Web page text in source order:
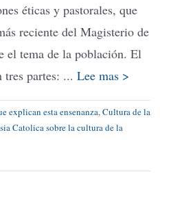
éticas y pastorales, que
reciente del Magisterio de
el tema de la población. El
partes: ... Lee mas >
explican esta ensenanza, Cultura de la
Catolica sobre la cultura de la